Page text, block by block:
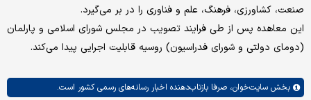
صنعت، کشاورزی، فرهنگ، علم و فناوری را در بر می‌گیرد.
این معاهده پس از طی فرایند تصویب در مجلس شورای اسلامی و پارلمان
(دومای دولتی و شورای فدراسیون) روسیه قابلیت اجرایی پیدا می‌کند.
بخش سایت‌خوان، صرفا بازتاب‌دهنده اخبار رسانه‌های رسمی کشور است.